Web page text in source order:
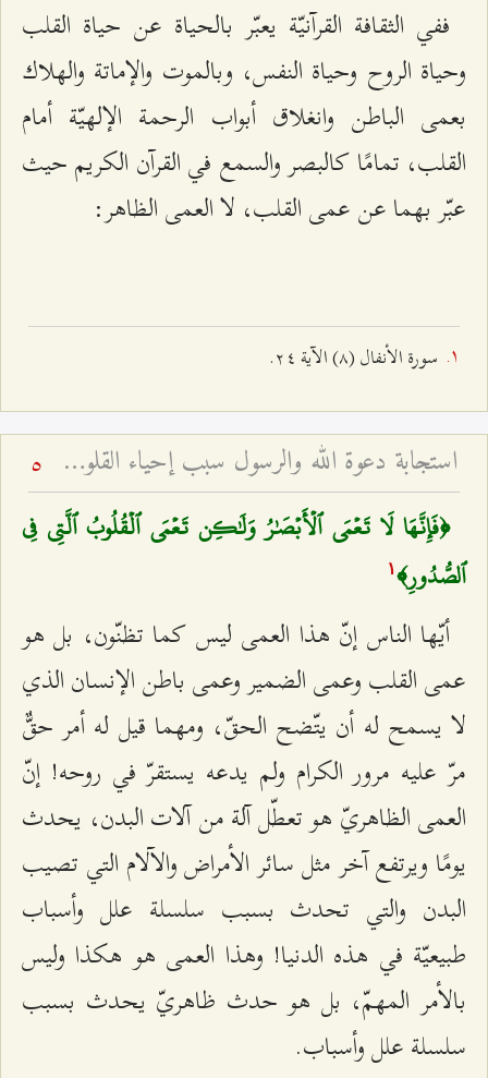
ففي الثقافة القرآنيّة يعبّر بالحياة عن حياة القلب
وحياة الروح وحياة النفس، وبالموت والإماتة والهلاك
بعمى الباطن وانغلاق أبواب الرحمة الإلهيّة أمام
القلب، تمامًا كالبصر والسمع في القرآن الكريم حيث
عبّر بهما عن عمى القلب، لا العمى الظاهر:
سورة الأنفال (٨) الآیة ٢٤.
استجابة دعوة الله والرسول سبب إحياء القلوب - خطبة عيد الفطر لعام ۱٤۲٤ هـ 5
﴿فَإِنَّهَا لَا تَعۡمَى ٱلۡأَبۡصَٰرُ وَلَٰكِن تَعۡمَى ٱلۡقُلُوبُ ٱلَّتِي فِي
ٱلصُّدُورِ﴾۱
أيّها الناس إنّ هذا العمى ليس كما تظنّون، بل هو
عمى القلب وعمى الضمير وعمى باطن الإنسان الذي
لا يسمح له أن يتّضح الحقّ، ومهما قيل له أمر حقٌّ
مرّ عليه مرور الكرام ولم يدعه يستقرّ في روحه! إنّ
العمى الظاهريّ هو تعطّل آلة من آلات البدن، يحدث
يومًا ويرتفع آخر مثل سائر الأمراض والآلام التي تصيب
البدن والتي تحدث بسبب سلسلة علل وأسباب
طبيعيّة في هذه الدنيا! وهذا العمى هو هكذا وليس
بالأمر المهمّ، بل هو حدث ظاهريّ يحدث بسبب
سلسلة علل وأسباب.